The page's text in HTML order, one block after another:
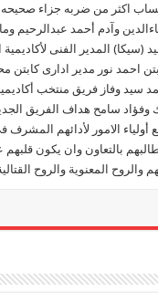
اكثر من ضربه جزاء صحيحه
وآدم أحمد
(سيكا) المدير الفنى
احمد نور مدير ادارى كابتن
سامح هداف الفريق
بالتعاون وان يكون
والروح المعنوية والروح